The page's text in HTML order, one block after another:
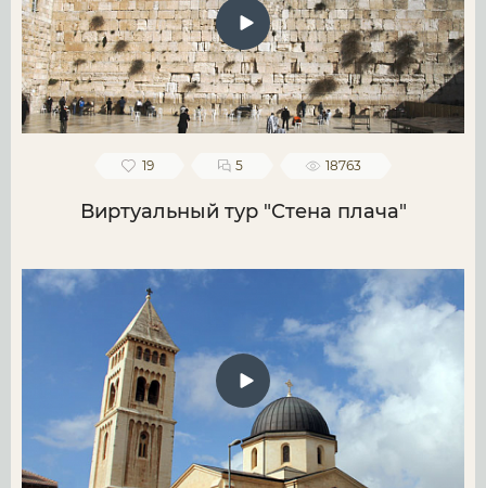
19 5 18763
Виртуальный тур "Стена плача"